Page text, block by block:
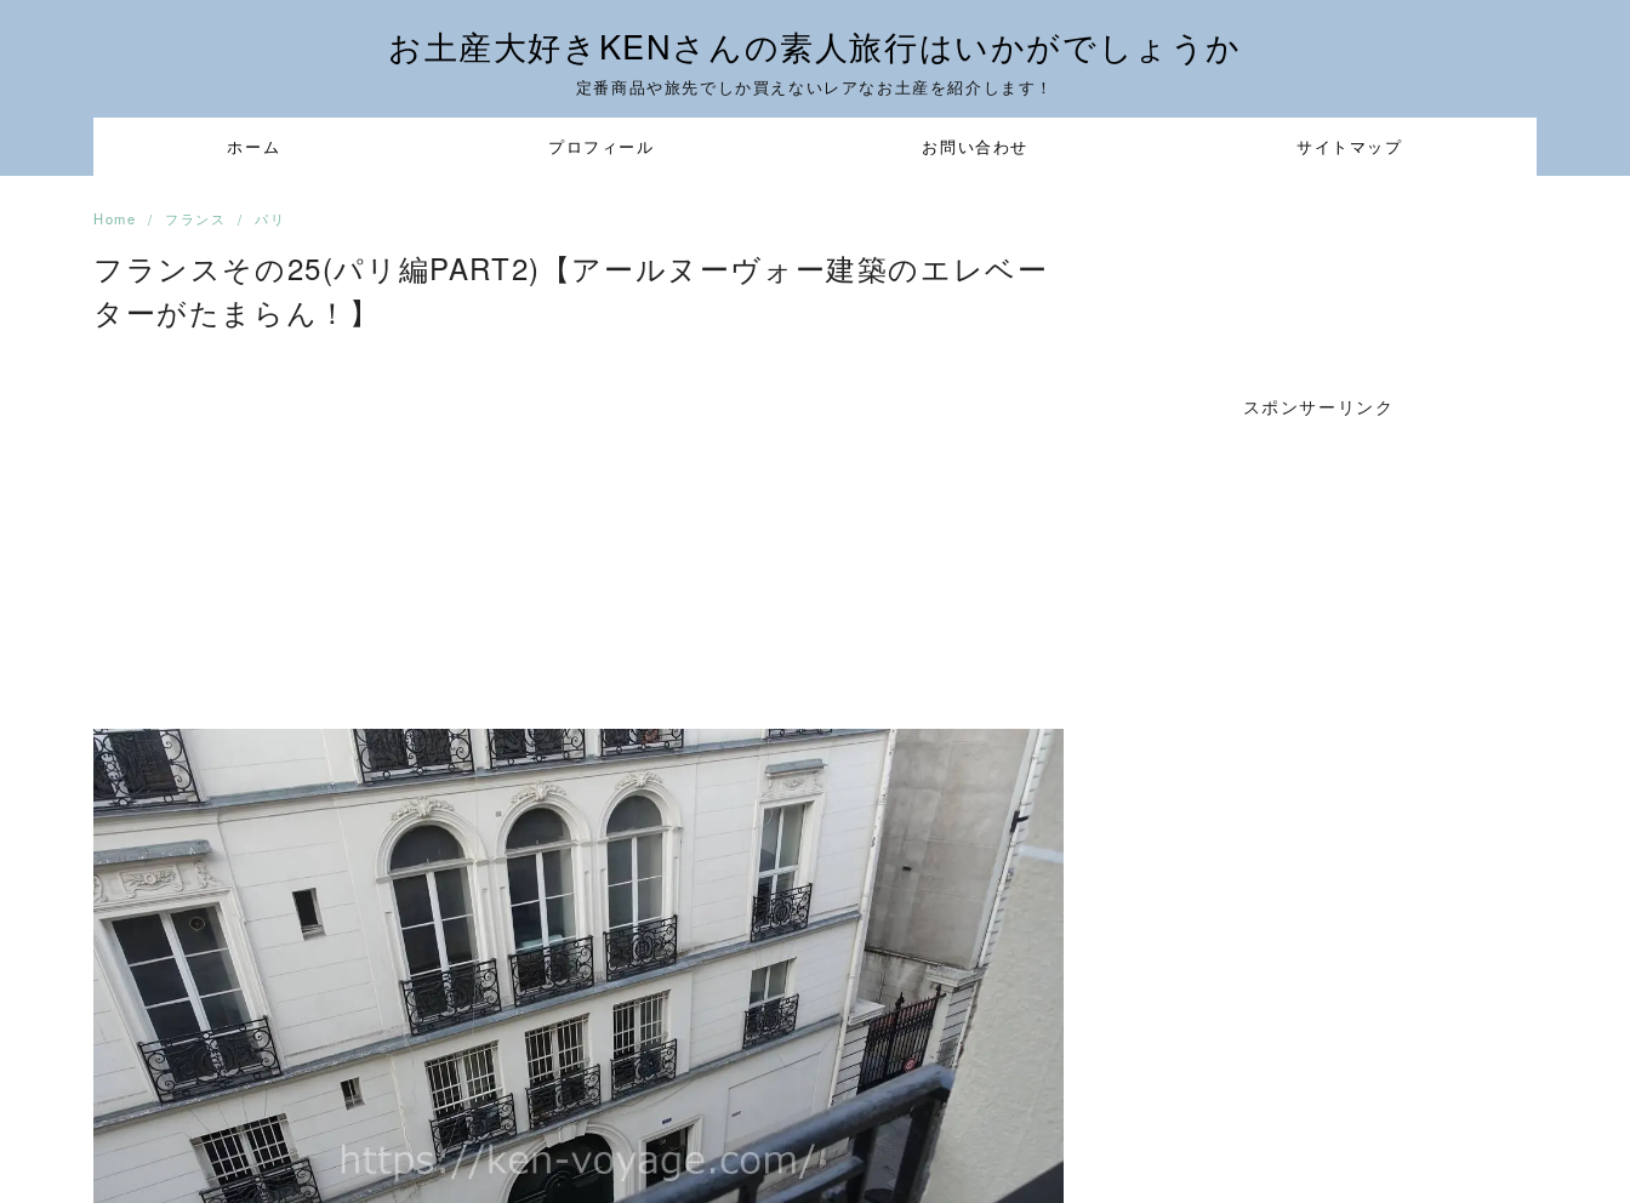
お土産大好きKENさんの素人旅行はいかがでしょうか
定番商品や旅先でしか買えないレアなお土産を紹介します！
ホーム プロフィール お問い合わせ サイトマップ
Home フランス パリ
フランスその25(パリ編PART2)【アールヌーヴォー建築のエレベー
ターがたまらん！】
スポンサーリンク